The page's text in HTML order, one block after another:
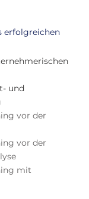
erfolgreichen
und
vor der
vor der
mit